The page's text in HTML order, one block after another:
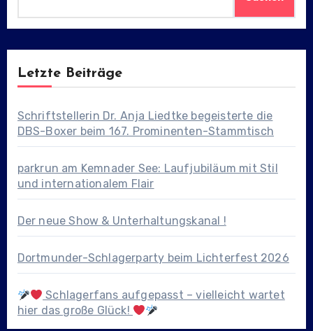
Letzte Beiträge
Schriftstellerin Dr. Anja Liedtke begeisterte die
DBS-Boxer beim 167. Prominenten-Stammtisch
parkrun am Kemnader See: Laufjubiläum mit Stil
und internationalem Flair
Der neue Show & Unterhaltungskanal !
Dortmunder-Schlagerparty beim Lichterfest 2026
Schlagerfans aufgepasst – vielleicht wartet
hier das große Glück!